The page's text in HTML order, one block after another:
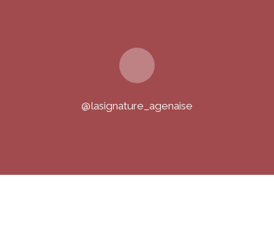
@lasignature_agenaise